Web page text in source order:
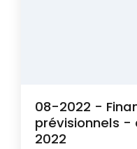
08-2022 -
prévisionnels -
2022